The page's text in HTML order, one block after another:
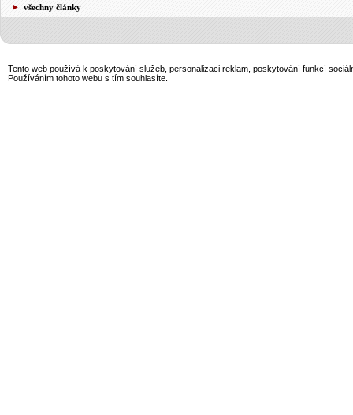
všechny články
Tento web používá k poskytování služeb, personalizaci reklam, poskytování funkcí
Používáním tohoto webu s tím souhlasíte.